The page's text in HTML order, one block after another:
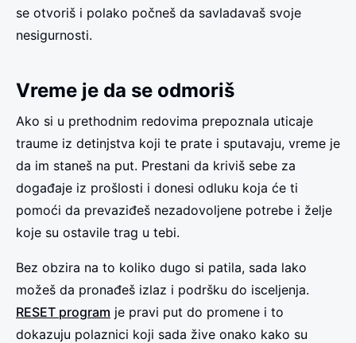
se otvoriš i polako počneš da savladavaš svoje
nesigurnosti.
Vreme je da se odmoriš
Ako si u prethodnim redovima prepoznala uticaje
traume iz detinjstva koji te prate i sputavaju, vreme je
da im staneš na put. Prestani da kriviš sebe za
događaje iz prošlosti i donesi odluku koja će ti
pomoći da prevaziđeš nezadovoljene potrebe i želje
koje su ostavile trag u tebi.
Bez obzira na to koliko dugo si patila, sada lako
možeš da pronađeš izlaz i podršku do isceljenja.
RESET program je pravi put do promene i to
dokazuju polaznici koji sada žive onako kako su